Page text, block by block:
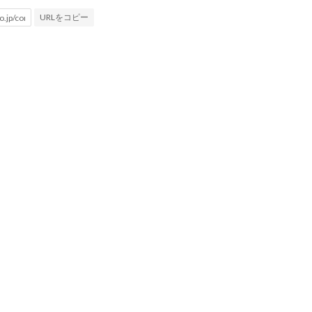
URLをコピー